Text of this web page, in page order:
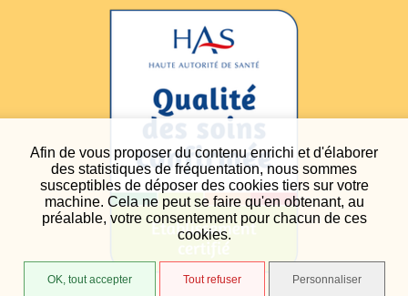
Afin de vous proposer du contenu enrichi et d'élaborer
des statistiques de fréquentation, nous sommes
susceptibles de déposer des cookies tiers sur votre
machine. Cela ne peut se faire qu'en obtenant, au
préalable, votre consentement pour chacun de ces
cookies.
OK, tout accepter Tout refuser Personnaliser